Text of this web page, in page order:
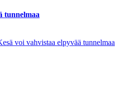
tunnelmaa
voi vahvistaa elpyvää tunnelmaa